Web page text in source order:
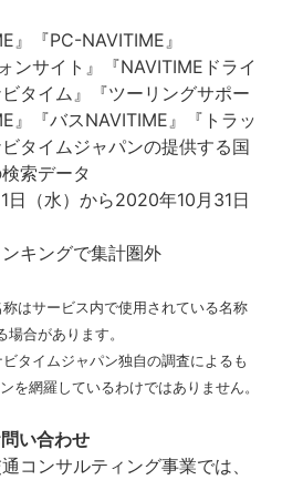
』『PC-NAVITIME』
ンサイト』『NAVITIMEドライ
タイム』『ツーリングサポー
』『バスNAVITIME』『トラッ
タイムジャパンの提供する国
索データ
日（水）から2020年10月31日
キングで集計圏外
はサービス内で使用されている名称
合があります。
タイムジャパン独自の調査によるも
を網羅しているわけではありません。
い合わせ
コンサルティング事業では、